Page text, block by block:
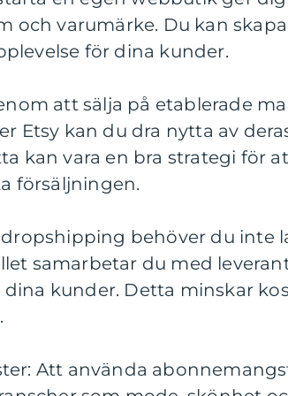
och varumärke. Du kan
för dina kunder.
att sälja på etablerade
Etsy kan du dra nytta av
kan vara en bra strategi för
försäljningen.
behöver du inte
samarbetar du med
kunder. Detta minskar
Att använda